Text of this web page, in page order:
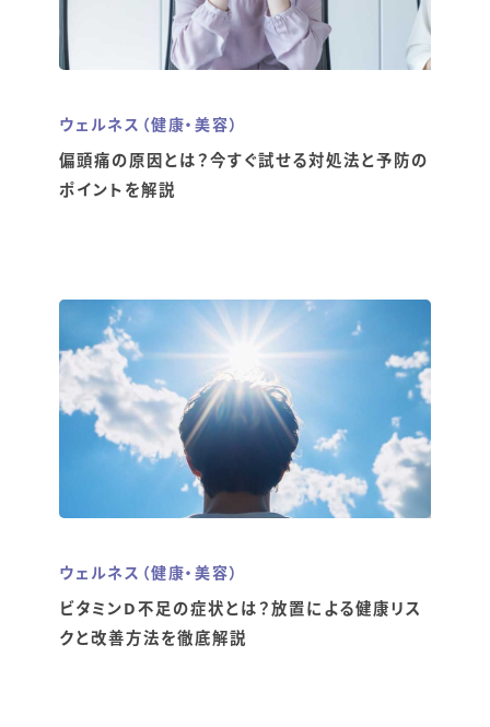
ウェルネス（健康・美容）
偏頭痛の原因とは？今すぐ試せる対処法と予防の
ポイントを解説
ウェルネス（健康・美容）
ビタミンD不足の症状とは？放置による健康リス
クと改善方法を徹底解説